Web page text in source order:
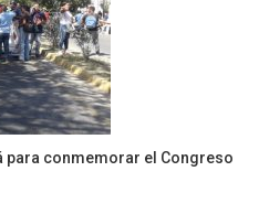
para conmemorar el Congreso